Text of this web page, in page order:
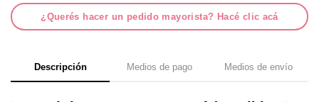
¿Querés hacer un pedido mayorista? Hacé clic acá
Descripción Medios de pago Medios de envío